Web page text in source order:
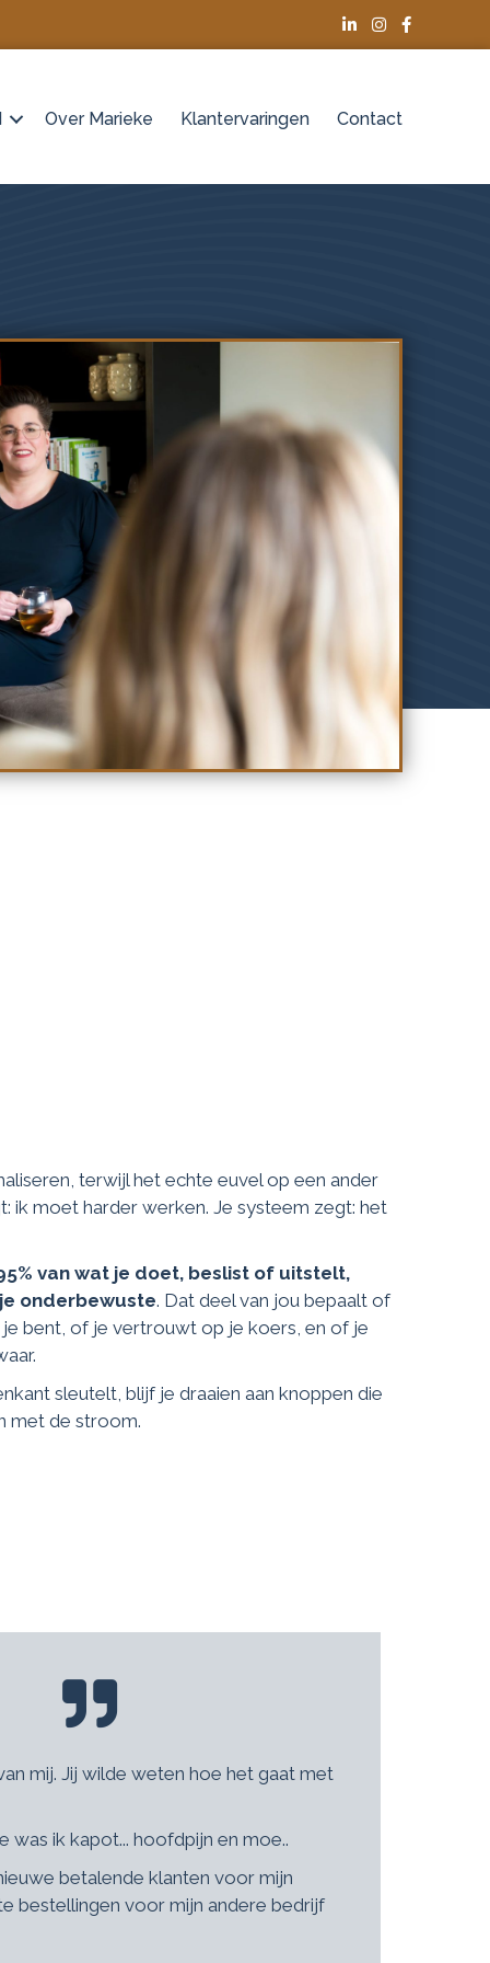
Over Marieke Klantervaringen Contact
terwijl het echte euvel op een ander
ik moet harder werken. Je systeem zegt: het
van wat je doet, beslist of uitstelt,
onderbewuste. Dat deel van jou bepaalt of
bent, of je vertrouwt op je koers, en of je
sleutelt, blijf je draaien aan knoppen die
met de stroom.
mij. Jij wilde weten hoe het gaat met
was ik kapot... hoofdpijn en moe..
betalende klanten voor mijn
bestellingen voor mijn andere bedrijf